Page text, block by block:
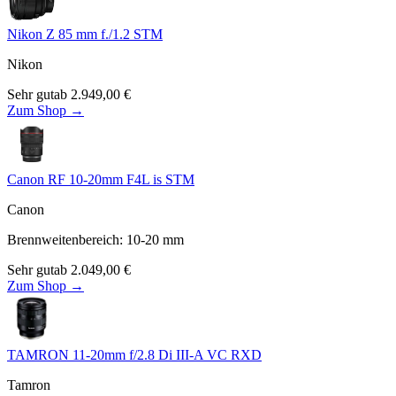
Nikon Z 85 mm f./1.2 STM
Nikon
Sehr gutab 2.949,00 €
Zum Shop →
Canon RF 10-20mm F4L is STM
Canon
Brennweitenbereich: 10-20 mm
Sehr gutab 2.049,00 €
Zum Shop →
TAMRON 11-20mm f/2.8 Di III-A VC RXD
Tamron